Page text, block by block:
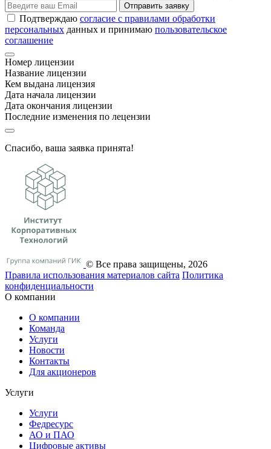
Отправить заявку
Подтверждаю согласие с правилами обработки
персональных данных и принимаю пользовательское
соглашение
Номер лицензии
Название лицензии
Кем выдана лицензия
Дата начала лицензии
Дата окончания лицензии
Последние изменения по лецензии
Спасибо, ваша заявка принята!
© Все права защищены, 2026
Правила использования материалов сайта Политика
конфиденциальности
О компании
О компании
Команда
Услуги
Новости
Контакты
Для акционеров
Услуги
Услуги
Федресурс
АО и ПАО
Цифровые активы